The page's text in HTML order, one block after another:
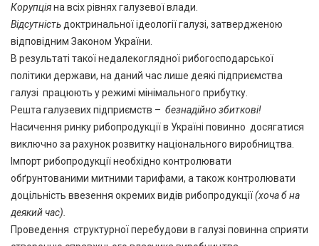
Корупціяна всіх рівнях галузевої влади.
Відсутність доктринальної ідеології галузі, затвердженою
відповідним Законом України.
В результаті такої недалекоглядної рибогосподарської
політики держави, на даний час лише деякі підприємства
галузі працюють у режимі мінімального прибутку.
Решта галузевих підприємств – безнадійно збиткові!
Насичення ринку рибопродукції в Україні повинно досягатися
виключно за рахунок розвитку національного виробництва.
Імпорт рибопродукції необхідно контролювати
обґрунтованими митними тарифами, а також контролювати
доцільність ввезення окремих видів рибопродукції(хоча б на
деякий час).
Проведення структурної перебудови в галузі повинна сприяти